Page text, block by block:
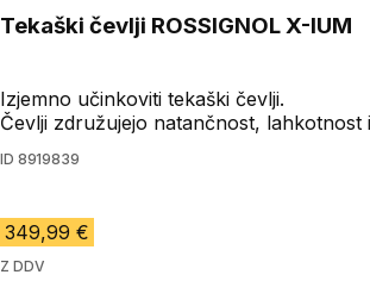
Tekaški čevlji ROSSIGNOL X-IUM
Izjemno učinkoviti tekaški čevlji.
Čevlji združujejo natančnost, lahkotnost
ID 8919839
349,99 €
Z DDV